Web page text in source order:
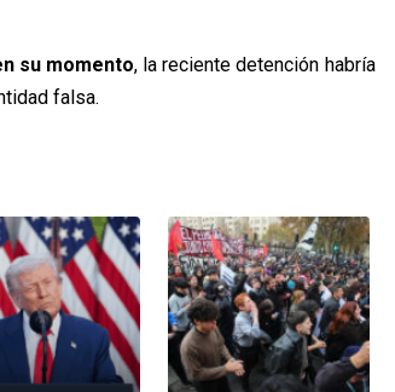
su momento, la reciente detención habría
falsa.